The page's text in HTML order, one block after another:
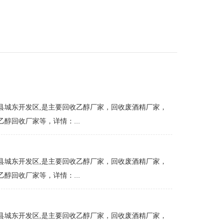
东开发区,是主要回收乙醇厂家，回收废酒精厂家，
醇回收厂家等，详情：...
东开发区,是主要回收乙醇厂家，回收废酒精厂家，
醇回收厂家等，详情：...
东开发区,是主要回收乙醇厂家，回收废酒精厂家，